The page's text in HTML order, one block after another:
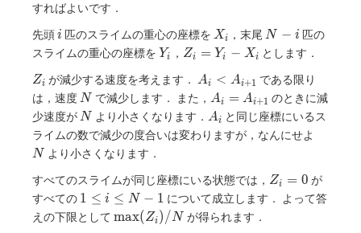
すればよいです．
先頭i
i 匹のスライムの重心の座標を X_i
Xi ，末尾 N-
i
N − i 匹の
スライムの重心の座標を Y_i
Yi ， Z_i=Y_i-
Zi = Yi − Xi とします．
Z_i
Zi が減少する速度を考えます． A_i<A_{i+1}
Ai < Ai+1 である限り
は，速度 N
N で減少します． また， A_i=A_{i+1}
Ai = Ai+1 のときに減
少速度が N
N より小さくなります． A_i
Ai と同じ座標にいるス
ライムの数で減少の度合いは変わりますが，なんにせよ
N より小さくなります．
すべてのスライムが同じ座標にいる状態では， Z_i=0
Zi = 0 が
すべての 1
\leq
1 ≤ i ≤ N − 1 について成立します． よって答
えの下限として \max(Z_i)/N
max(Zi ) /N が得られます．